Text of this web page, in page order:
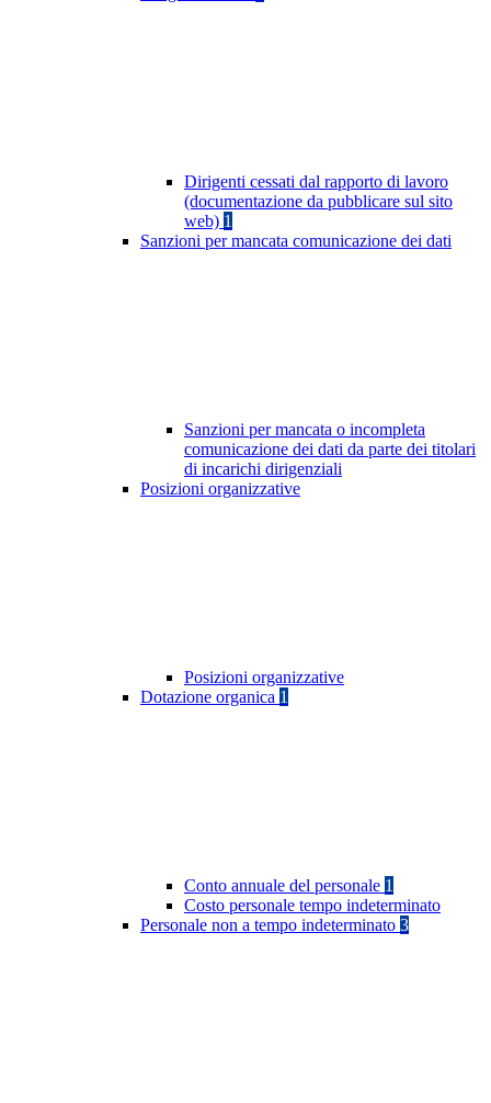
Dirigenti cessati dal rapporto di lavoro
(documentazione da pubblicare sul sito
web) 1
Sanzioni per mancata comunicazione dei dati
Sanzioni per mancata o incompleta
comunicazione dei dati da parte dei titolari
di incarichi dirigenziali
Posizioni organizzative
Posizioni organizzative
Dotazione organica 1
Conto annuale del personale 1
Costo personale tempo indeterminato
Personale non a tempo indeterminato 3